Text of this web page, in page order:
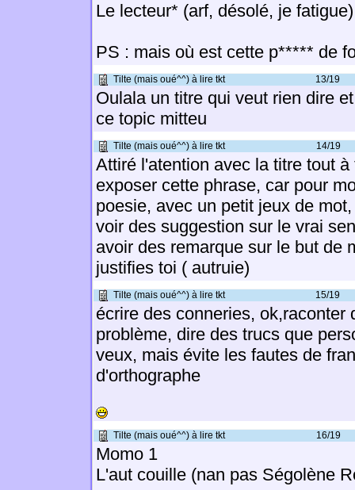
Le lecteur* (arf, désolé, je fatigue)
PS : mais où est cette p***** de
Tilte (mais oué^^) à lire tkt 13/19
Oulala un titre qui veut rien dire
ce topic mitteu
Tilte (mais oué^^) à lire tkt 14/19
Attiré l'atention avec la titre tout
exposer cette phrase, car pour
poesie, avec un petit jeux de mot,
voir des suggestion sur le vrai
avoir des remarque sur le but de
justifies toi ( autruie)
Tilte (mais oué^^) à lire tkt 15/19
écrire des conneries, ok,raconter
problème, dire des trucs que
veux, mais évite les fautes de
d'orthographe
Tilte (mais oué^^) à lire tkt 16/19
Momo 1
L'aut couille (nan pas Ségolène